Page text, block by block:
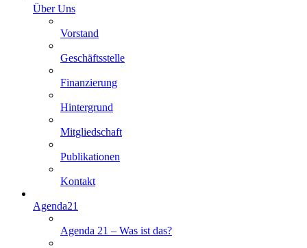
Über Uns
Vorstand
Geschäftsstelle
Finanzierung
Hintergrund
Mitgliedschaft
Publikationen
Kontakt
Agenda21
Agenda 21 – Was ist das?